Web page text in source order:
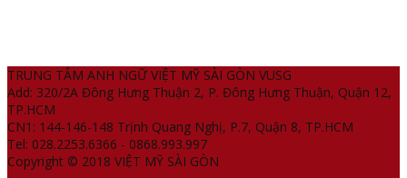
TRUNG TÂM ANH NGỮ VIỆT MỸ SÀI GÒN VUSG
Add: 320/2A Đông Hưng Thuận 2, P. Đông Hưng Thuận, Quận 12,
TP.HCM
CN1: 144-146-148 Trịnh Quang Nghị, P.7, Quận 8, TP.HCM
Tel: 028.2253.6366 - 0868.993.997
Copyright © 2018 VIỆT MỸ SÀI GÒN